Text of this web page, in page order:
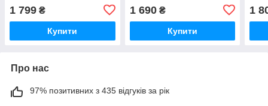
1 799 ₴
Купити
1 690₴
Купити
1
Про нас
97% позитивних з 435 відгуків за рік